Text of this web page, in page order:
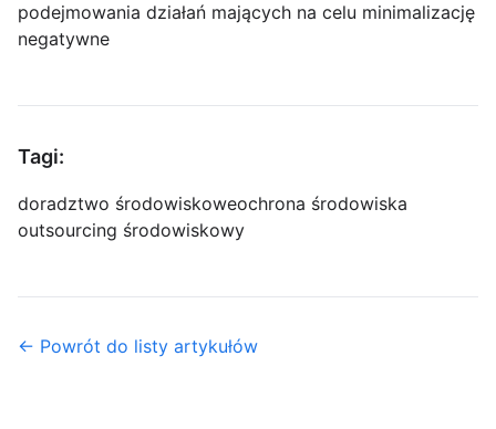
podejmowania działań mających na celu minimalizację
negatywne
Tagi:
doradztwo środowiskoweochrona środowiska
outsourcing środowiskowy
← Powrót do listy artykułów